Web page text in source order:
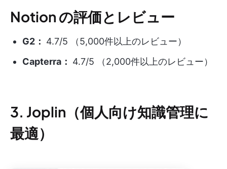
Notion の評価とレビュー
G2： 4.7/5 （5,000件以上のレビュー）
Capterra： 4.7/5 （2,000件以上のレビュー）
3. Joplin（個人向け知識管理に
最適）